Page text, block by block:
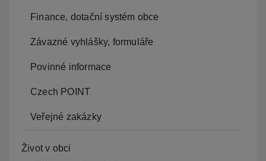
Finance, dotační systém obce
Závazné vyhlášky, formuláře
Povinné informace
Czech POINT
Veřejné zakázky
Život v obci